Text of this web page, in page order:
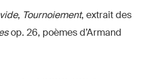
, Tournoiement, extrait des
op. 26, poèmes d’Armand